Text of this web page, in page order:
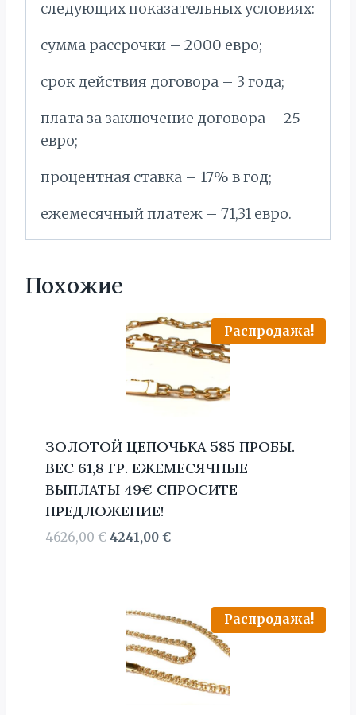
следующих показательных условиях:
сумма рассрочки – 2000 евро;
срок действия договора – 3 года;
плата за заключение договора – 25
евро;
процентная ставка – 17% в год;
ежемесячный платеж – 71,31 евро.
Похожие
Распродажа!
ЗОЛОТОЙ ЦЕПОЧЬКА 585 ПРОБЫ.
BЕС 61,8 ГР. ЕЖЕМЕСЯЧНЫЕ
ВЫПЛАТЫ 49€ СПРОСИТЕ
ПРЕДЛОЖЕНИЕ!
4626,00€ Первоначальная
4241,00 €Текущая
Распродажа!